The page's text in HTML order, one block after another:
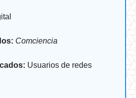
Comciencia
Usuarios de redes